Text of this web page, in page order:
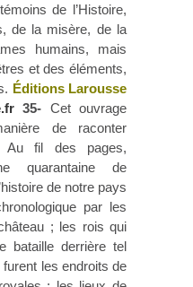
de l’Histoire,
de la misère, de la
humains, mais
et des éléments,
Éditions Larousse
35- Cet ouvrage
de raconter
Au fil des pages,
quarantaine de
de notre pays
par les
; les rois qui
bataille derrière tel
les endroits de